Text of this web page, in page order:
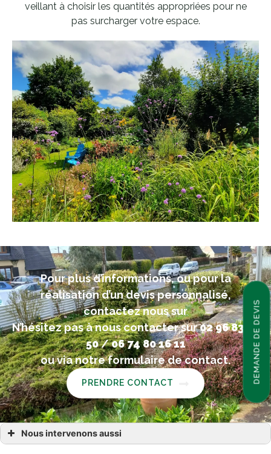
veillant à choisir les quantités appropriées pour ne
pas surcharger votre espace.
Pour plus d’informations, ou pour la
réalisation d’un devis personnalisé,
contactez nous sur
N’hésitez pas à nous contacter sur02 96 83 55
50/06 74 80 16 11
ou via notre formulaire de contact.
PRENDRE CONTACT
Nous intervenons aussi
DEMANDE DE DEVIS